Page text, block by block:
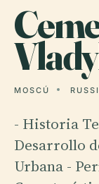
MOSCÚ
- Historia
Desarrollo
Urbana -